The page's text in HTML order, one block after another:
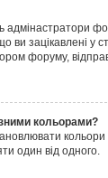
ви зацікавлені у
форуму,
кольорами?
кольори
один від одного.